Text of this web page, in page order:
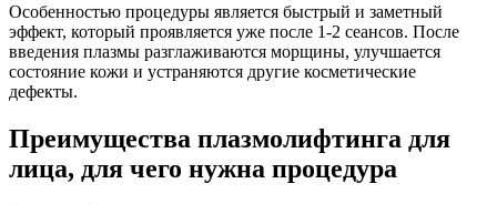
Особенностью процедуры является быстрый и заметный
эффект, который проявляется уже после 1-2 сеансов. После
введения плазмы разглаживаются морщины, улучшается
состояние кожи и устраняются другие косметические
дефекты.
Преимущества плазмолифтинга для
лица, для чего нужна процедура